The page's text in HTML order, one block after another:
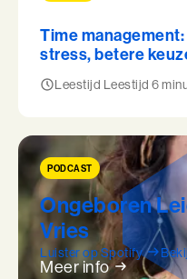
Time
stress, betere
Leestijd Leestijd 6
PODCAST
Ongeboren
Vries
Luister op Spotify
Meer info